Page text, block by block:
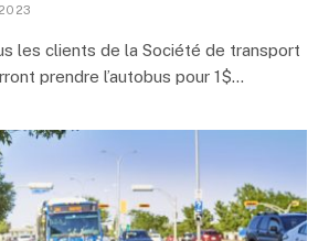
les clients de la Société de transport
prendre l’autobus pour 1$…